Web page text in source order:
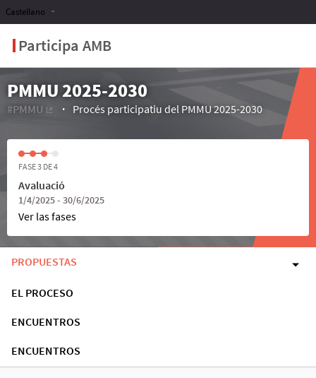
Participa AMB
Castellano
PMMU 2025-2030
#PMMU
Procés participatiu del PMMU 2025-2030
FASE 3 DE 4
Avaluació
1/4/2025 - 30/6/2025
Ver las fases
PROPUESTAS
EL PROCESO
ENCUENTROS
ENCUENTROS